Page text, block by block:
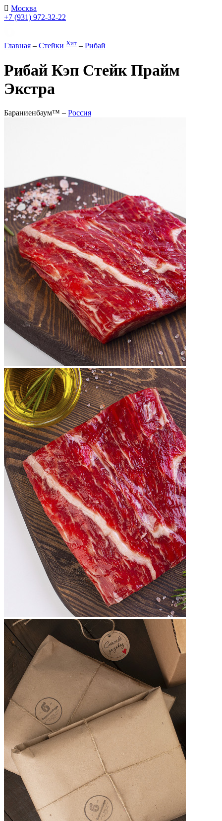
Москва
+7 (931) 972-32-22
Главная – Стейки Хит – Рибай
Рибай Кэп Стейк Прайм
Экстра
Бараниенбаум™ – Россия